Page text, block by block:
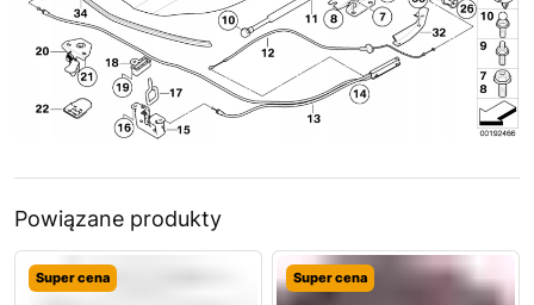
Powiązane produkty
Super cena Super cena